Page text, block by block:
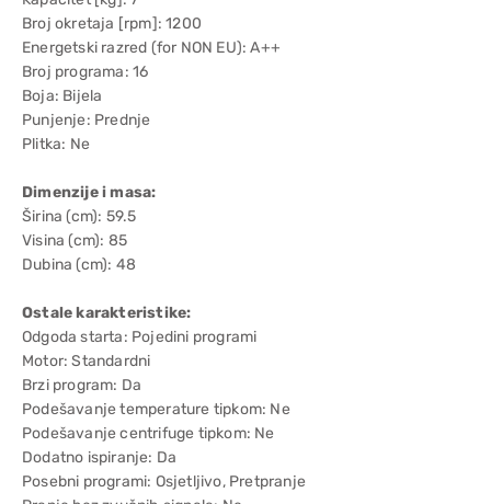
Broj okretaja [rpm]: 1200
Energetski razred (for NON EU): A++
Broj programa: 16
Boja: Bijela
Punjenje: Prednje
Plitka: Ne
Dimenzije i masa:
Širina (cm): 59.5
Visina (cm): 85
Dubina (cm): 48
Ostale karakteristike:
Odgoda starta: Pojedini programi
Motor: Standardni
Brzi program: Da
Podešavanje temperature tipkom: Ne
Podešavanje centrifuge tipkom: Ne
Dodatno ispiranje: Da
Posebni programi: Osjetljivo, Pretpranje